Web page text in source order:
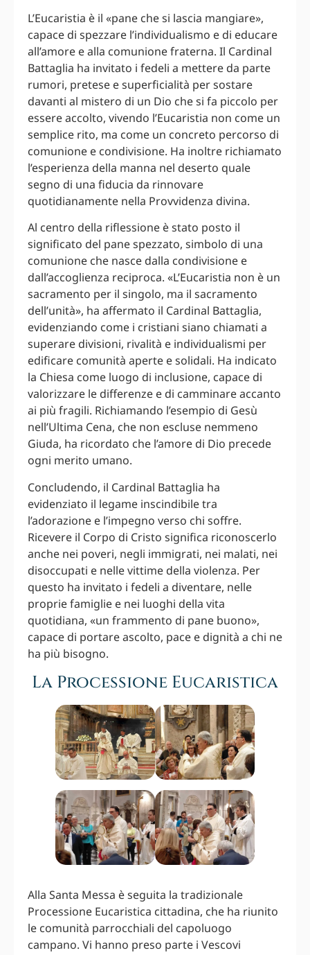
L’Eucaristia è il «pane che si lascia mangiare»,
capace di spezzare l’individualismo e di educare
all’amore e alla comunione fraterna. Il Cardinal
Battaglia ha invitato i fedeli a mettere da parte
rumori, pretese e superficialità per sostare
davanti al mistero di un Dio che si fa piccolo per
essere accolto, vivendo l’Eucaristia non come un
semplice rito, ma come un concreto percorso di
comunione e condivisione. Ha inoltre richiamato
l’esperienza della manna nel deserto quale
segno di una fiducia da rinnovare
quotidianamente nella Provvidenza divina.
Al centro della riflessione è stato posto il
significato del pane spezzato, simbolo di una
comunione che nasce dalla condivisione e
dall’accoglienza reciproca. «L’Eucaristia non è un
sacramento per il singolo, ma il sacramento
dell’unità», ha affermato il Cardinal Battaglia,
evidenziando come i cristiani siano chiamati a
superare divisioni, rivalità e individualismi per
edificare comunità aperte e solidali. Ha indicato
la Chiesa come luogo di inclusione, capace di
valorizzare le differenze e di camminare accanto
ai più fragili. Richiamando l’esempio di Gesù
nell’Ultima Cena, che non escluse nemmeno
Giuda, ha ricordato che l’amore di Dio precede
ogni merito umano.
Concludendo, il Cardinal Battaglia ha
evidenziato il legame inscindibile tra
l’adorazione e l’impegno verso chi soffre.
Ricevere il Corpo di Cristo significa riconoscerlo
anche nei poveri, negli immigrati, nei malati, nei
disoccupati e nelle vittime della violenza. Per
questo ha invitato i fedeli a diventare, nelle
proprie famiglie e nei luoghi della vita
quotidiana, «un frammento di pane buono»,
capace di portare ascolto, pace e dignità a chi ne
ha più bisogno.
La Processione Eucaristica
Alla Santa Messa è seguita la tradizionale
Processione Eucaristica cittadina, che ha riunito
le comunità parrocchiali del capoluogo
campano. Vi hanno preso parte i Vescovi